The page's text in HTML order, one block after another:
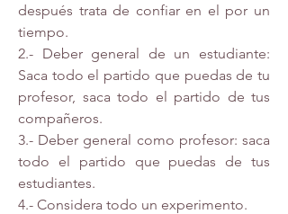
después trata de confiar en el por un
tiempo.
2.- Deber general de un estudiante:
Saca todo el partido que puedas de tu
profesor, saca todo el partido de tus
compañeros.
3.- Deber general como profesor: saca
todo el partido que puedas de tus
estudiantes.
4.- Considera todo un experimento.